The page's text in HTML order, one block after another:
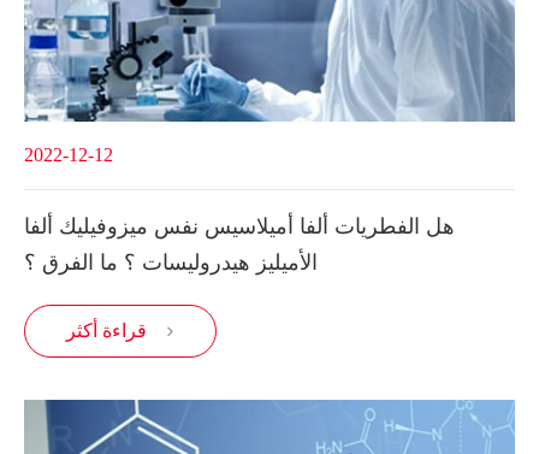
2022-12-12
هل الفطريات ألفا أميلاسيس نفس ميزوفيليك ألفا
الأميليز هيدروليسات ؟ ما الفرق ؟
قراءة أكثر 